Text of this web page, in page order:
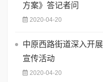
方案》答记者问
2020-04-20
中原西路街道深入开
宣传活动
2020-04-20